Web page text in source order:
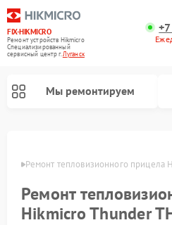
FIX-HIKMICRO
Ремонт устройств Hikmicro
Специализированный
cервисный центр г.Луганск
Мы ремонтируем
Ремонт тепловизионного прицела
Ремонт
Hikmicro Thunder